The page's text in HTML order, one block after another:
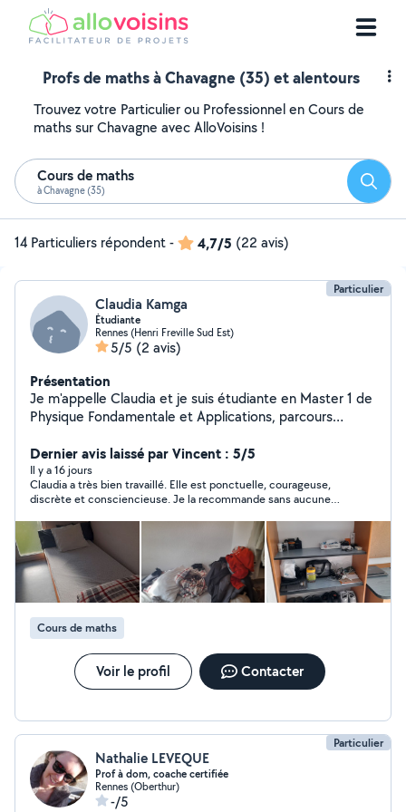
Profs de maths à Chavagne (35) et alentours
Trouvez votre Particulier ou Professionnel en Cours de
maths sur Chavagne avec AlloVoisins !
Cours de maths
à Chavagne (35)
14 Particuliers répondent- 4,7/5 (22 avis)
Particulier
Claudia Kamga
Étudiante
Rennes (Henri Freville Sud Est)
5/5 (2 avis)
Présentation
Je m'appelle Claudia et je suis étudiante en Master 1 de
Physique Fondamentale et Applications, parcours
l'habitude d'aider des élèves en mathématiques,
physique et sciences, grâce à mon expérience en
tutorat et à ma capacité à expliquer les notions de
manière simple et patiente. Je suis sérieuse, organisée
et très fiable, ce qui me permet aussi de proposer des
services de babysitting et de ménage lorsque c'est
nécessaire. J'aime travailler avec les enfants, les
accompagner dans leurs devoirs et contribuer à un
environnement calme et rassurant. Je serais ravie de
mettre mon énergie et mon sens des responsabilités au
service de votre famille.
Dernier avis laissé par Vincent : 5/5
Il y a 16 jours
Claudia a très bien travaillé. Elle est ponctuelle, courageuse,
discrète et consciencieuse. Je la recommande sans aucune
Cours de maths
Voir le profil Contacter
Particulier
Nathalie LEVEQUE
Prof à dom, coache certifiée
Rennes (Oberthur)
-/5